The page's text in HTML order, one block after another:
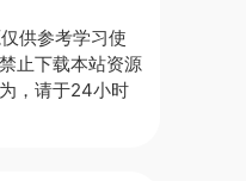
供参考学习使
止下载本站资源
，请于24小时